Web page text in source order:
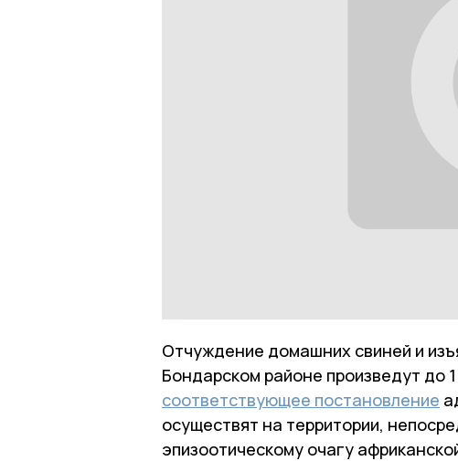
Отчуждение домашних свиней и
Бондарском районе произведут до
соответствующее постановление
осуществят на территории,
эпизоотическому очагу